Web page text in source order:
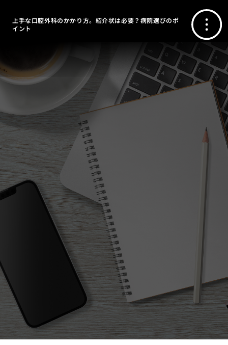
上手な口腔外科のかかり方。紹介状は必要？病院選びのポ
イント